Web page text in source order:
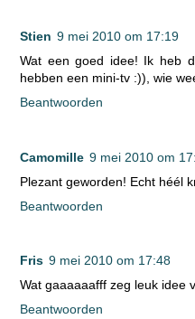
Stien 9 mei 2010 om 17:19
Wat een goed idee! Ik heb
hebben een mini-tv :)), wie
Beantwoorden
Camomille 9 mei 2010 om
Plezant geworden! Echt héél
Beantwoorden
Fris 9 mei 2010 om 17:48
Wat gaaaaaafff zeg leuk idee
Beantwoorden